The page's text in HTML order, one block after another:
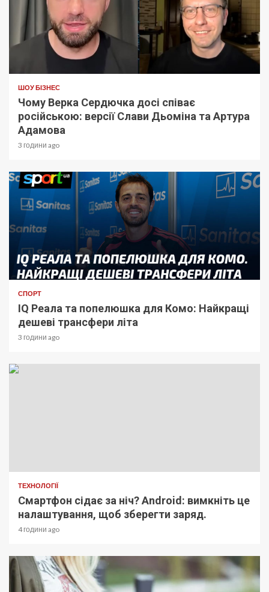
ШОУ БІЗНЕС
Чому Верка Сердючка досі співає
російською: версії Слави Дьоміна та Артура
Адамова
3 години ago
СПОРТ
IQ Реала та попелюшка для Комо: Найкращі
дешеві трансфери літа
3 години ago
ТЕХНОЛОГІЇ
Смартфон сідає за ніч? Android: вимкніть це
налаштування, щоб зберегти заряд.
4 години ago